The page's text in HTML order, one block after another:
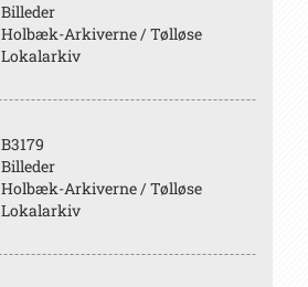
Billeder
Holbæk-Arkiverne / Tølløse
Lokalarkiv
B3179
Billeder
Holbæk-Arkiverne / Tølløse
Lokalarkiv